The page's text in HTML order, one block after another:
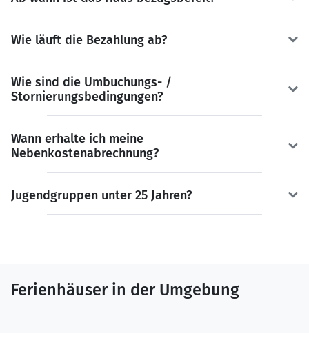
Wie läuft die Bezahlung ab?
Wie sind die Umbuchungs- /
Stornierungsbedingungen?
Wann erhalte ich meine
Nebenkostenabrechnung?
Jugendgruppen unter 25 Jahren?
Ferienhäuser in der Umgebung